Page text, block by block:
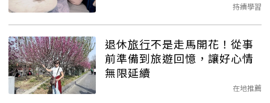
持續學習
退休旅行不是走馬開花！從事
前準備到旅遊回憶，讓好心情
無限延續
在地推薦